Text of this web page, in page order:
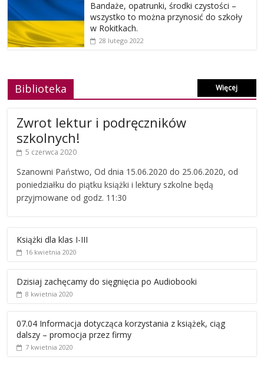
Bandaże, opatrunki, środki czystości –
wszystko to można przynosić do szkoły
w Rokitkach.
28 lutego 2022
Biblioteka Więcej
Zwrot lektur i podręczników
szkolnych!
5 czerwca 2020
Szanowni Państwo, Od dnia 15.06.2020 do 25.06.2020, od
poniedziałku do piątku książki i lektury szkolne będą
przyjmowane od godz. 11:30
Książki dla klas I-III
16 kwietnia 2020
Dzisiaj zachęcamy do sięgnięcia po Audiobooki
8 kwietnia 2020
07.04 Informacja dotycząca korzystania z książek, ciąg
dalszy – promocja przez firmy
7 kwietnia 2020